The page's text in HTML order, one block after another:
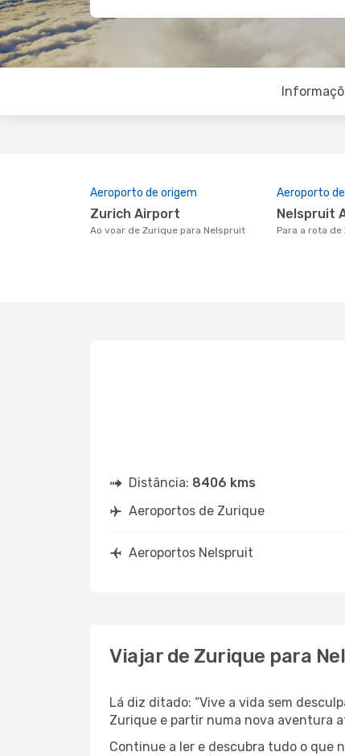
Aeroporto de origem
Zurich Airport
Ao voar de Zurique para Nelspruit
Aeroporto
Nelspruit
Para a rota
Distância: 8406 kms
Aeroportos de Zurique
Aeroportos Nelspruit
Viajar de Zurique para
Lá diz ditado: “Vive a vida sem
Zurique e partir numa nova aventura
Continue a ler e descubra tudo o que